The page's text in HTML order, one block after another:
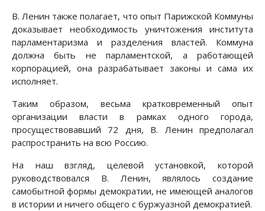
В. Ленин также полагает, что опыт Парижской Коммуны
доказывает необходимость уничтожения института
парламентаризма и разделения властей. Коммуна
должна быть не парламентской, а работающей
корпорацией, она разрабатывает законы и сама их
исполняет.
Таким образом, весьма кратковременный опыт
организации власти в рамках одного города,
просуществовавший 72 дня, В. Ленин предполагал
распространить на всю Россию.
На наш взгляд, целевой установкой, которой
руководствовался В. Ленин, являлось создание
самобытной формы демократии, не имеющей аналогов
в истории и ничего общего с буржуазной демократией.